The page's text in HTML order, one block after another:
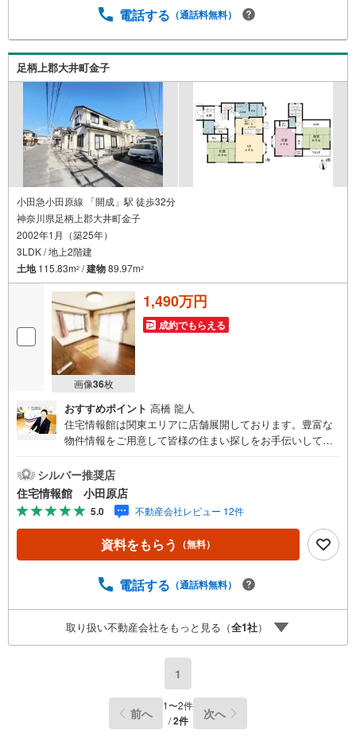
電話する （通話料無料）
足柄上郡大井町金子
小田急小田原線 「開成」駅 徒歩32分
神奈川県足柄上郡大井町金子
2002年1月（築25年）
3LDK / 地上2階建
土地115.83m2 /建物89.97m2
画像36枚
1,490万円
成約でもらえる
おすすめポイント 高橋 龍人
住宅情報館は関東エリアに店舗展開しております。豊富な
物件情報をご用意して皆様の住まい探しをお手伝いしてお
さい。住宅ローン相談会も同時開催中無理のない住宅ロー
ンの試算やご購入の際にかかる諸費用の概算も行っており
ます。しっかりとした資金計画のアドバイスをさせて頂き
ますので、お気軽にご相談ください。
シルバー推奨店
住宅情報館 小田原店
5.0 不動産会社レビュー 12件
資料をもらう （無料）
電話する （通話料無料）
取り扱い不動産会社をもっと見る（全1社）
1
前へ 1〜2件
/2件 次へ